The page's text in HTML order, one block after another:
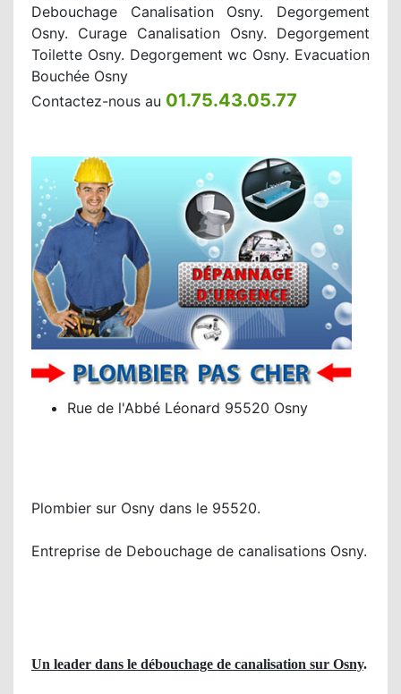
Debouchage Canalisation Osny. Degorgement
Osny. Curage Canalisation Osny. Degorgement
Toilette Osny. Degorgement wc Osny. Evacuation
Bouchée Osny
Contactez-nous au 01.75.43.05.77
Rue de l'Abbé Léonard 95520 Osny
Plombier sur Osny dans le 95520.
Entreprise de Debouchage de canalisations Osny.
Un leader dans le débouchage de canalisation sur Osny.